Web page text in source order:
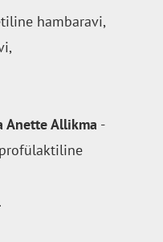
hambaravi,
Allikma -